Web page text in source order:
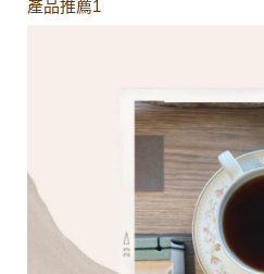
產品推薦1